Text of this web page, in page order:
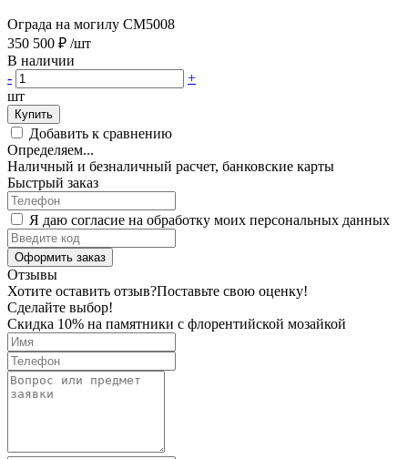
Ограда на могилу CM5008
350 500 ₽ /шт
В наличии
-
+
шт
Купить
Добавить к сравнению
Определяем...
Наличный и безналичный расчет, банковские карты
Быстрый заказ
Я даю согласие на обработку моих персональных данных
Оформить заказ
Отзывы
Хотите оставить отзыв?Поставьте свою оценку!
Сделайте выбор!
Скидка 10% на памятники с флорентийской мозайкой